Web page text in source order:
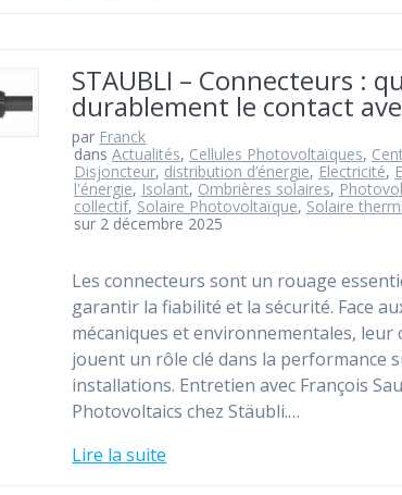
STAUBLI – Connecteurs :
durablement le contact
par Franck
dans Actualités, Cellules Photovoltaïques,
Disjoncteur, distribution d’énergie, Electricité,
l'énergie, Isolant, Ombrières solaires,
collectif, Solaire Photovoltaïque, Solaire
sur 2 décembre 2025
Les connecteurs sont un rouage
garantir la fiabilité et la sécurité. Face
mécaniques et environnementales,
jouent un rôle clé dans la performance
installations. Entretien avec François
Photovoltaics chez Stäubli.…
Lire la suite